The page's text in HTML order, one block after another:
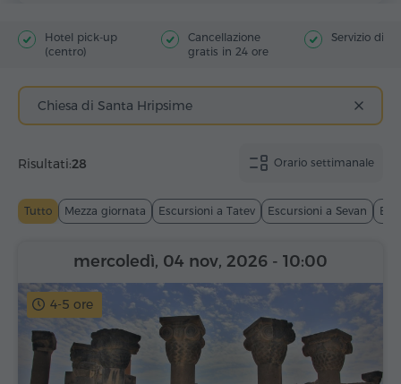
Hotel pick-up
(centro)
Cancellazione
gratis in 24 ore
Servizio di
Chiesa di Santa Hripsime
Orario settimanale
Risultati:28
Tutto Mezza giornata Escursioni a Tatev Escursioni a Sevan
4-5 ore
mercoledì, 04 nov, 2026 - 10:00